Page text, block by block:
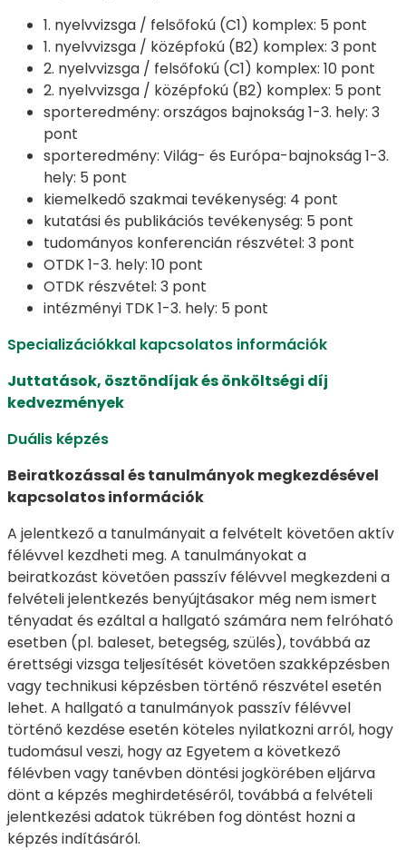
1. nyelvvizsga / felsőfokú (C1) komplex: 5 pont
1. nyelvvizsga / középfokú (B2) komplex: 3 pont
2. nyelvvizsga / felsőfokú (C1) komplex: 10 pont
2. nyelvvizsga / középfokú (B2) komplex: 5 pont
sporteredmény: országos bajnokság 1-3. hely: 3
pont
sporteredmény: Világ- és Európa-bajnokság 1-3.
hely: 5 pont
kiemelkedő szakmai tevékenység: 4 pont
kutatási és publikációs tevékenység: 5 pont
tudományos konferencián részvétel: 3 pont
OTDK 1-3. hely: 10 pont
OTDK részvétel: 3 pont
intézményi TDK 1-3. hely: 5 pont
Specializációkkal kapcsolatos információk
Juttatások, ösztöndíjak és önköltségi díj
kedvezmények
Duális képzés
Beiratkozással és tanulmányok megkezdésével
kapcsolatos információk
A jelentkező a tanulmányait a felvételt követően aktív
félévvel kezdheti meg. A tanulmányokat a
beiratkozást követően passzív félévvel megkezdeni a
felvételi jelentkezés benyújtásakor még nem ismert
tényadat és ezáltal a hallgató számára nem felróható
esetben (pl. baleset, betegség, szülés), továbbá az
érettségi vizsga teljesítését követően szakképzésben
vagy technikusi képzésben történő részvétel esetén
lehet. A hallgató a tanulmányok passzív félévvel
történő kezdése esetén köteles nyilatkozni arról, hogy
tudomásul veszi, hogy az Egyetem a következő
félévben vagy tanévben döntési jogkörében eljárva
dönt a képzés meghirdetéséről, továbbá a felvételi
jelentkezési adatok tükrében fog döntést hozni a
képzés indításáról.